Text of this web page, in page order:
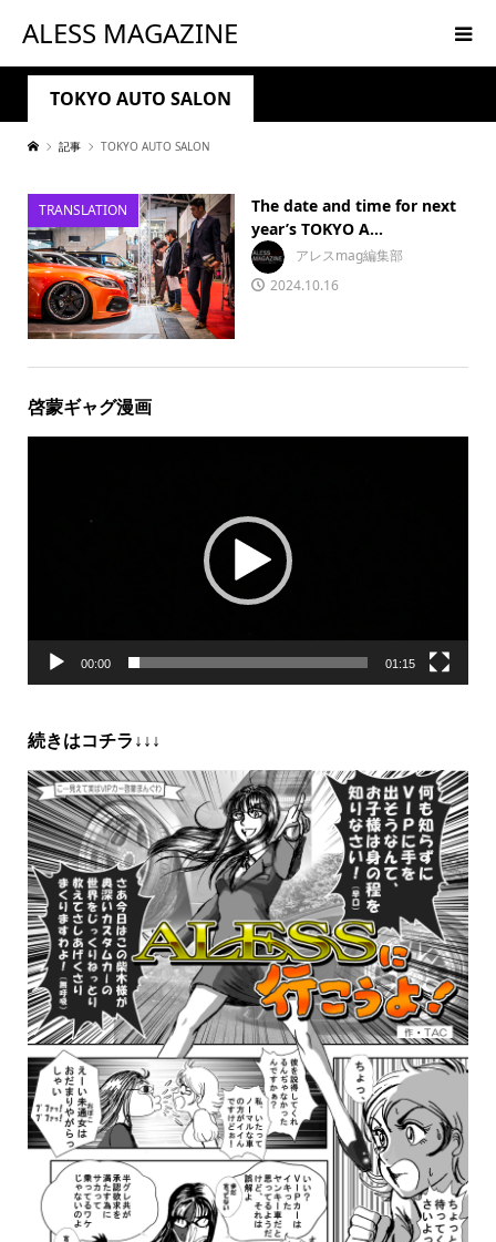
ALESS MAGAZINE
TOKYO AUTO SALON
記事 TOKYO AUTO SALON
TRANSLATION
The date and time for next
year’s TOKYO A...
アレスmag編集部
2024.10.16
啓蒙ギャグ漫画
00:00 01:15
続きはコチラ↓↓↓